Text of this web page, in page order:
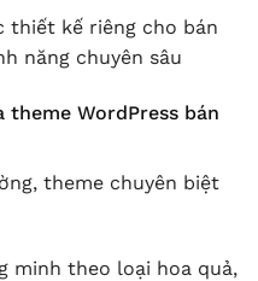
thiết kế riêng cho bán
năng chuyên sâu
WordPress bán
theme chuyên biệt
minh theo loại hoa quả,